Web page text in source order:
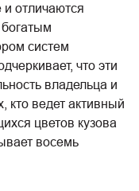
отличаются
систем
что эти
владельца и
кто ведет активный
цветов кузова
восемь